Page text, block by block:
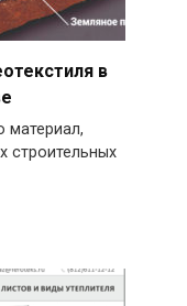
в
материал,
строительных